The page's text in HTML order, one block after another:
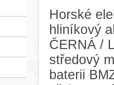
Horské
hliníkový
ČERNÁ /
středový
baterii